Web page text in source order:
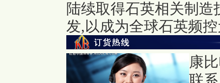
陆续取得石英相关制
发,以成为全球石英频
康